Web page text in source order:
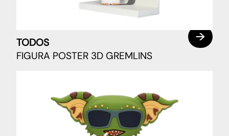
TODOS
FIGURA POSTER 3D GREMLINS